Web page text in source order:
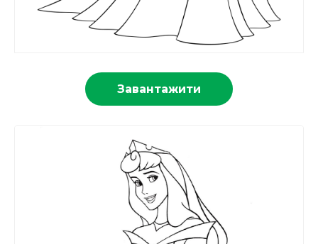
Завантажити